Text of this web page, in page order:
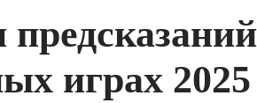
играх 2025